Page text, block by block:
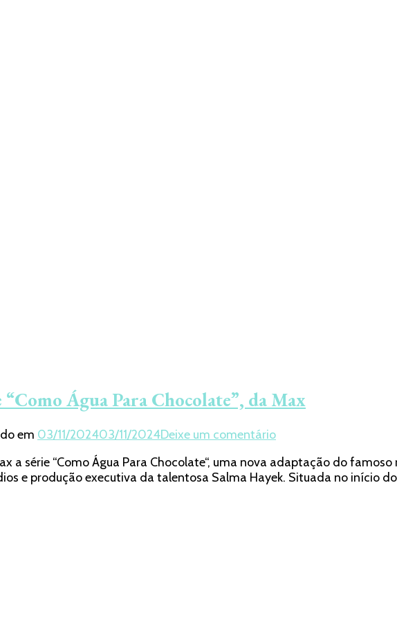
Água Para Chocolate”, da Max
em 03/11/202403/11/2024Deixe um comentárioem
que
esperar
a série “Como Água Para Chocolate“, uma nova adaptação do
e produção executiva da talentosa Salma Hayek. Situada no início